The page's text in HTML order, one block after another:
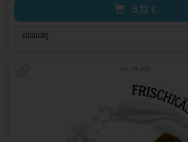
5,12 €